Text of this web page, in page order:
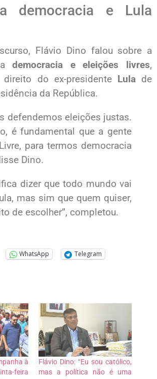
democracia e Lula
Flávio Dino falou sobre a
democracia e eleições livres,
do ex-presidente Lulade
da República.
defendemos eleições justas.
é fundamental que a gente
para termos democracia
Dino.
dizer que todo mundo vai
mas sim que quem quiser,
de escolher”, completou.
WhatsApp Telegram
à
feira
Flávio Dino: “Eu sou católico,
mas a política não é uma